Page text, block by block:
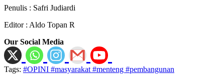
Penulis : Safri Judiardi
Editor : Aldo Topan R
Our Social Media
Tags: #OPINI #masyarakat #menteng #pembangunan